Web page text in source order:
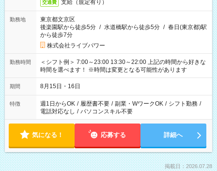
交通費 支給（規定有り）
勤務地
東京都文京区
後楽園駅から徒歩5分 / 水道橋駅から徒歩5分 / 春日(東京都)駅
から徒歩7分
株式会社ライブパワー
勤務時間
＜シフト例＞ 7:00～23:00 13:30～22:00 上記の時間から好きな
時間を選べます！ ※時間は変更となる可能性があります
期間 8月15日・16日
特徴 週1日からOK / 履歴書不要 / 副業・WワークOK / シフト勤務 /
電話対応なし / パソコンスキル不要
気になる！ 応募する 詳細へ
掲載日：2026.07.28